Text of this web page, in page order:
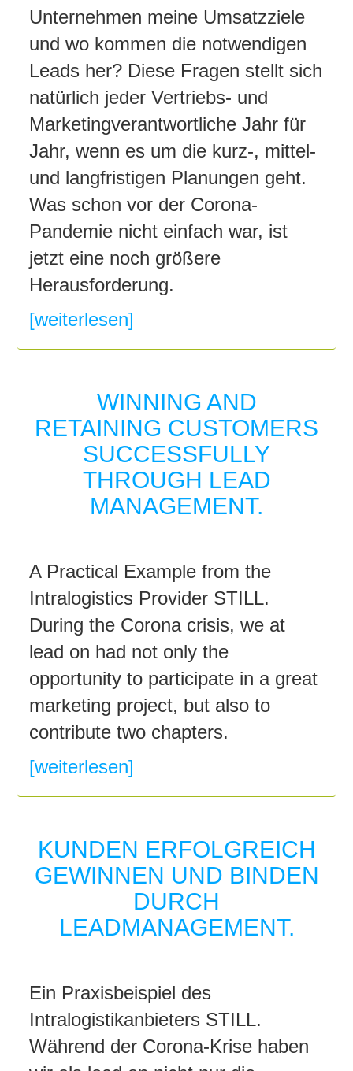
Unternehmen meine Umsatzziele
und wo kommen die notwendigen
Leads her? Diese Fragen stellt sich
natürlich jeder Vertriebs- und
Marketingverantwortliche Jahr für
Jahr, wenn es um die kurz-, mittel-
und langfristigen Planungen geht.
Was schon vor der Corona-
Pandemie nicht einfach war, ist
jetzt eine noch größere
Herausforderung.
[weiterlesen]
WINNING AND
RETAINING CUSTOMERS
SUCCESSFULLY
THROUGH LEAD
MANAGEMENT.
A Practical Example from the
Intralogistics Provider STILL.
During the Corona crisis, we at
lead on had not only the
opportunity to participate in a great
marketing project, but also to
contribute two chapters.
[weiterlesen]
KUNDEN ERFOLGREICH
GEWINNEN UND BINDEN
DURCH
LEADMANAGEMENT.
Ein Praxisbeispiel des
Intralogistikanbieters STILL.
Während der Corona-Krise haben